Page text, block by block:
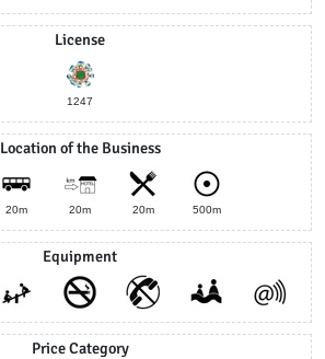
License
1247
Location of the Business
20m 20m 20m 500m
Equipment
Price Category